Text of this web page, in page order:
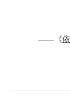
——《